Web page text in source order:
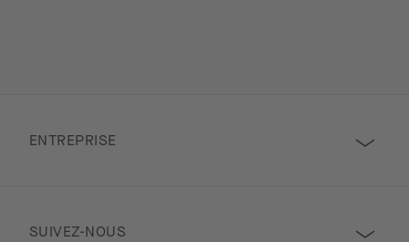
ENTREPRISE
SUIVEZ-NOUS